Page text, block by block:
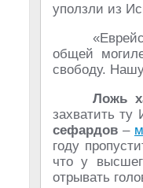
уползли из
общей
свободу.
Ложь
захватить
сефардов –
году
что у
отрывать